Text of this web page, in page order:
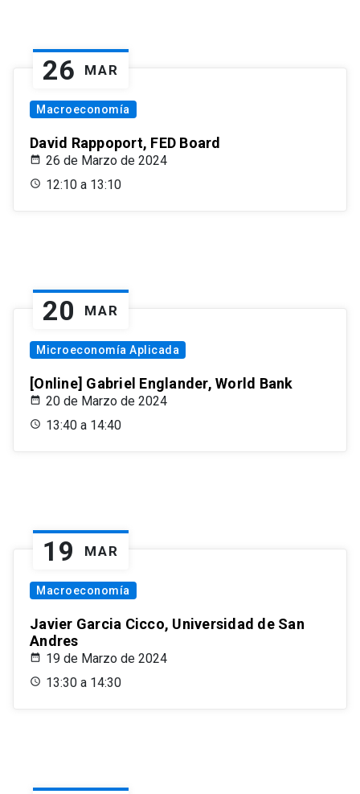
26 MAR
Macroeconomía
David Rappoport, FED Board
26 de Marzo de 2024
12:10 a 13:10
20 MAR
Microeconomía Aplicada
[Online] Gabriel Englander, World Bank
20 de Marzo de 2024
13:40 a 14:40
19 MAR
Macroeconomía
Javier Garcia Cicco, Universidad de San
Andres
19 de Marzo de 2024
13:30 a 14:30